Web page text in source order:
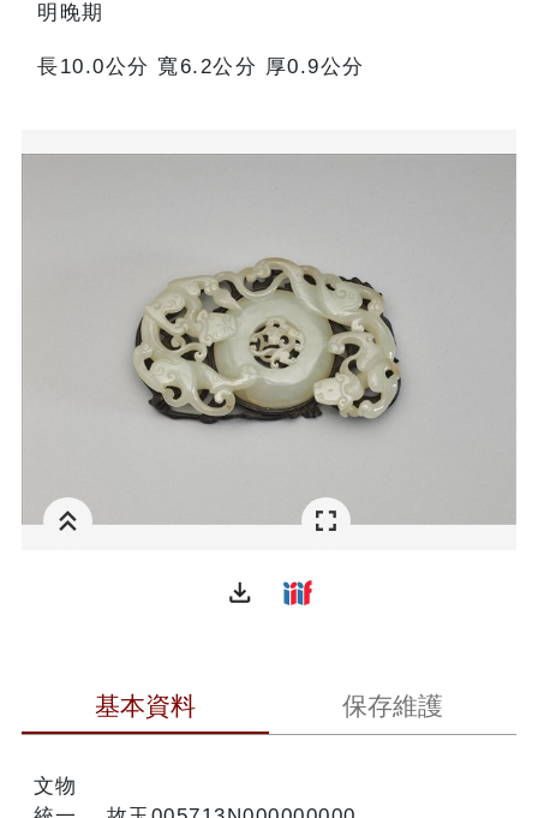
明晚期
長10.0公分 寬6.2公分 厚0.9公分
file_download
基本資料 保存維護
文物